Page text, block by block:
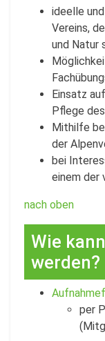
ideelle
Vereins,
und Natur
Einsatz
Pflege
Mithilfe
der
bei
einem der
nach oben
Wie
werden?
per